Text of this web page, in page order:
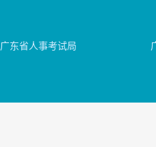
广东省人事考试局